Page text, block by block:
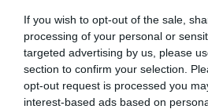
If you wish to opt-out of the sale,
processing of your personal or
targeted advertising by us, please
section to confirm your selection.
opt-out request is processed you
interest-based ads based on
Παρακαλώ Περιμένετε...
ΛΟΓΑΡΙΑΣΜΟΣ - ΛΙΟΛΙΟΥ